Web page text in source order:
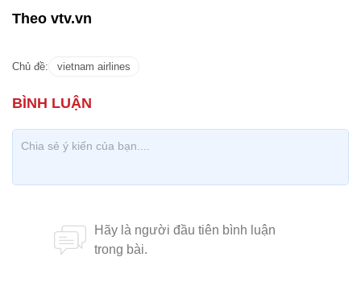
Theo vtv.vn
Chủ đề: vietnam airlines